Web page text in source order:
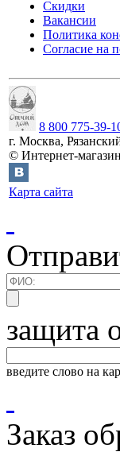
Скидки
Вакансии
Политика
Согласие на
8 800 775-39-
г. Москва,
© Интернет-
Карта сайта
защита
введите слово на
Заказ